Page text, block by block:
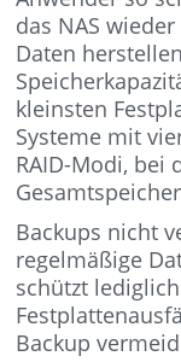
das NAS
Daten
kleinsten
Systeme mit
RAID-Modi, bei
Backups nicht
regelmäßige
schützt
Backup